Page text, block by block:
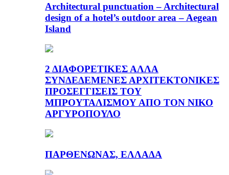
Architectural punctuation – Architectural
design of a hotel’s outdoor area – Aegean
Island
2 ΔΙΑΦΟΡΕΤΙΚΕΣ ΑΛΛΑ
ΣΥΝΔΕΔΕΜΕΝΕΣ ΑΡΧΙΤΕΚΤΟΝΙΚΕΣ
ΠΡΟΣΕΓΓΙΣΕΙΣ ΤΟΥ
ΜΠΡΟΥΤΑΛΙΣΜΟΥ ΑΠΟ ΤΟΝ ΝΙΚΟ
ΑΡΓΥΡΟΠΟΥΛΟ
ΠΑΡΘΕΝΩΝΑΣ, ΕΛΛΑΔΑ